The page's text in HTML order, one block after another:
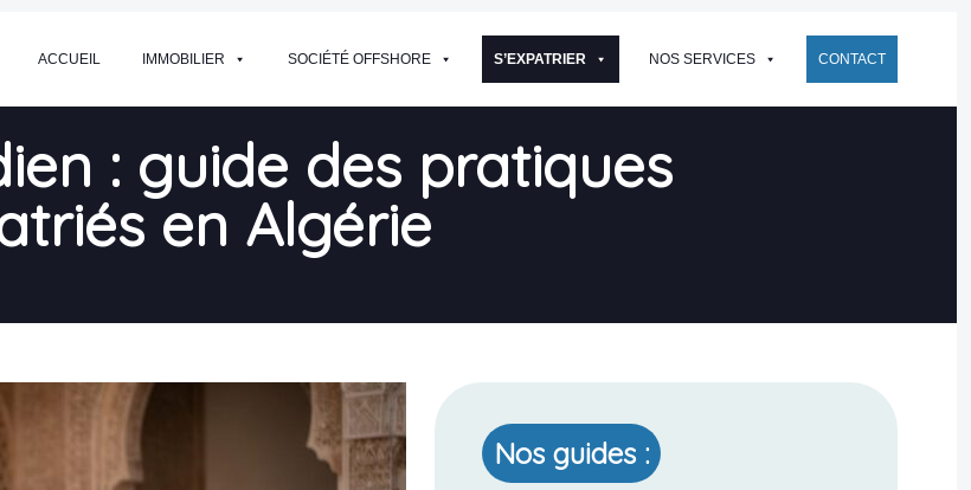
ACCUEIL IMMOBILIER SOCIÉTÉ OFFSHORE S’EXPATRIER NOS SERVICES CONTACT
: guide des pratiques
en Algérie
Nos guides :